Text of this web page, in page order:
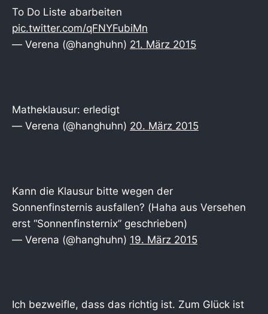
To Do Liste abarbeiten
pic.twitter.com/qFNYFubiMn
— Verena (@hanghuhn) 21. März 2015
Matheklausur: erledigt
— Verena (@hanghuhn) 20. März 2015
Kann die Klausur bitte wegen der
Sonnenfinsternis ausfallen? (Haha aus Versehen
erst “Sonnenfinsternix” geschrieben)
— Verena (@hanghuhn) 19. März 2015
Ich bezweifle, dass das richtig ist. Zum Glück ist